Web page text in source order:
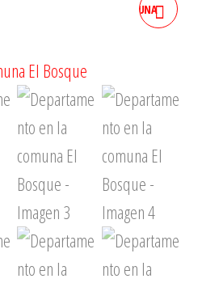
DEPARTAMENTO EN COMUNA